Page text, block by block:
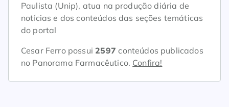
Paulista (Unip), atua na produção diária de
notícias e dos conteúdos das seções temáticas
do portal
Cesar Ferro possui 2597 conteúdos publicados
no Panorama Farmacêutico. Confira!